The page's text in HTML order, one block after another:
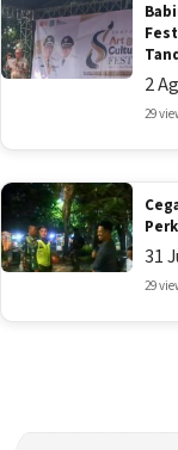
2
29
31
29